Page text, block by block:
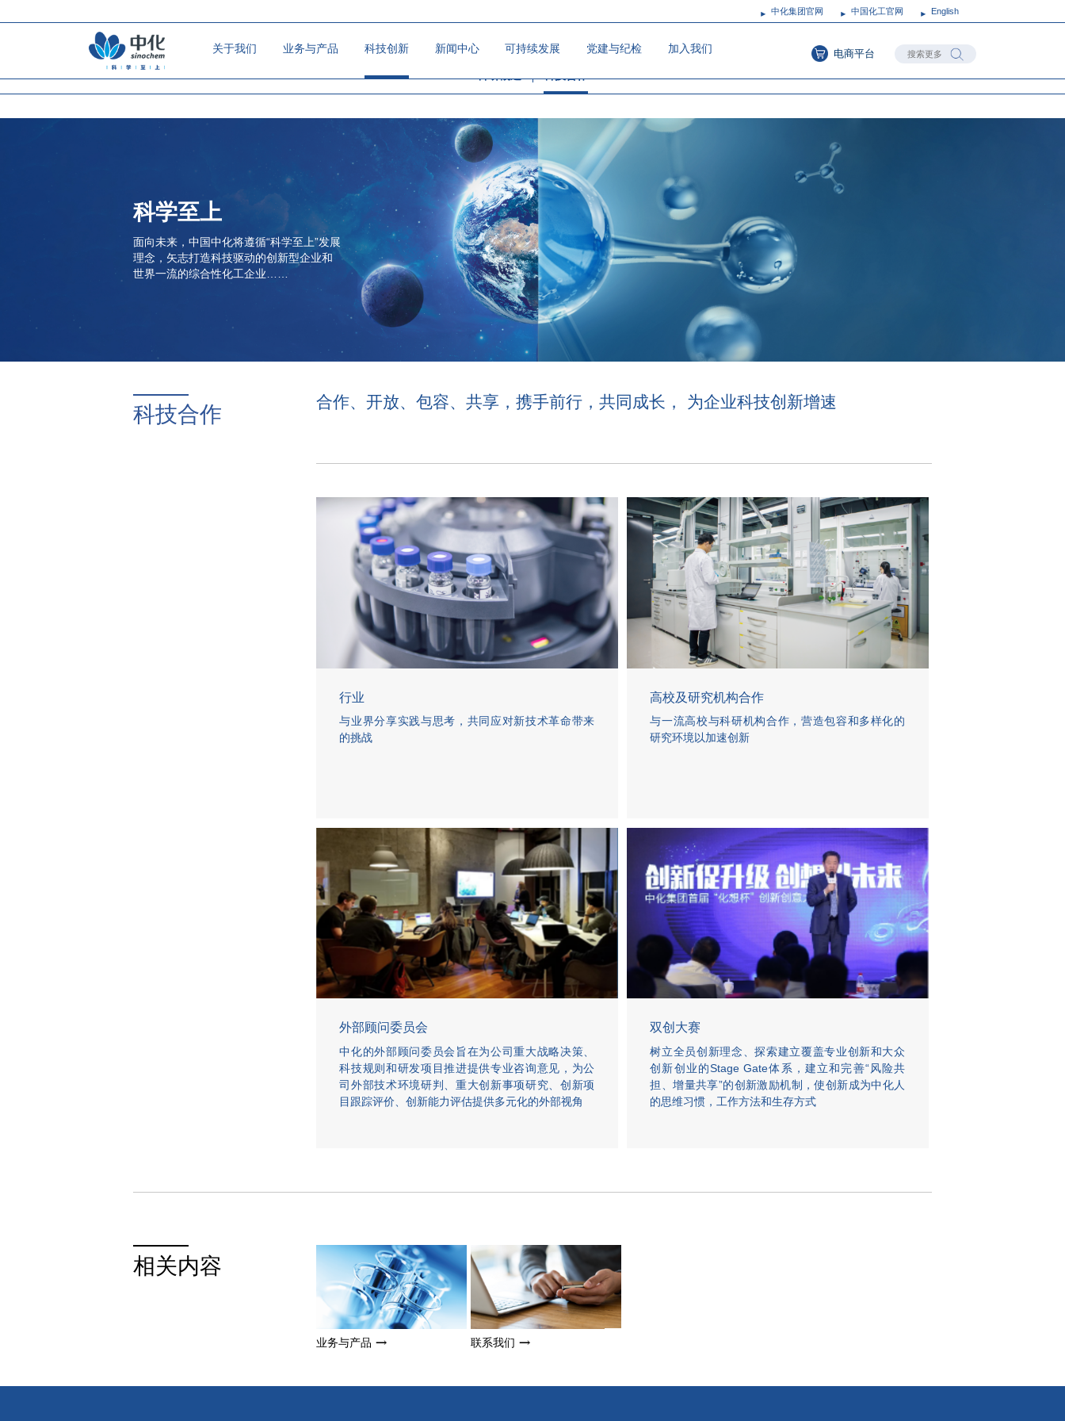
English
中国化工官网
中化集团官网
关于我们 业务与产品 科技创新 新闻中心 可持续发展 党建与纪检 加入我们 电商平台
科学至上
面向未来，中国中化将遵循“科学至上”发展
理念，矢志打造科技驱动的创新型企业和
世界一流的综合性化工企业……
科技合作
合作、开放、包容、共享，携手前行，共同成长， 为企业科技创新增速
行业
与业界分享实践与思考，共同应对新技术革命带来
的挑战
高校及研究机构合作
与一流高校与科研机构合作，营造包容和多样化的
研究环境以加速创新
外部顾问委员会
中化的外部顾问委员会旨在为公司重大战略决策、
科技规则和研发项目推进提供专业咨询意见，为公
司外部技术环境研判、重大创新事项研究、创新项
目跟踪评价、创新能力评估提供多元化的外部视角
双创大赛
树立全员创新理念、探索建立覆盖专业创新和大众
创新创业的Stage Gate体系，建立和完善“风险共
担、增量共享”的创新激励机制，使创新成为中化人
的思维习惯，工作方法和生存方式
相关内容
业务与产品 联系我们